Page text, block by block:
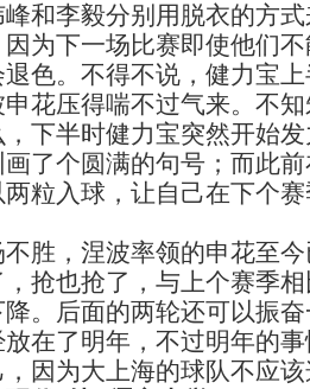
李毅分别用脱衣的方式
为下一场比赛即使他们
色。不得不说，健力宝
花压得喘不过气来。不
，下半时健力宝突然开始
画了个圆满的句号；而此
粒入球，让自己在下个
，涅波率领的申花至今
抢也抢了，与上个赛季
降。后面的两轮还可以振
放在了明年，不过明年的
因为大上海的球队不应